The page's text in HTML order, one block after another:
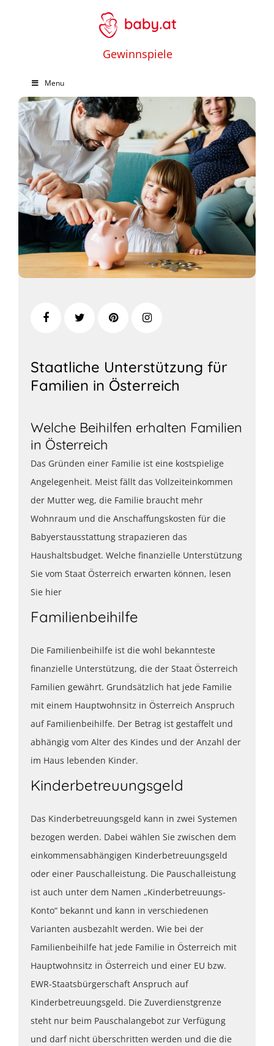
Gewinnspiele
Menu
Staatliche Unterstützung für
Familien in Österreich
Welche Beihilfen erhalten Familien
in Österreich
Das Gründen einer Familie ist eine kostspielige
Angelegenheit. Meist fällt das Vollzeiteinkommen
der Mutter weg, die Familie braucht mehr
Wohnraum und die Anschaffungskosten für die
Babyerstausstattung strapazieren das
Haushaltsbudget. Welche finanzielle Unterstützung
Sie vom Staat Österreich erwarten können, lesen
Sie hier
Familienbeihilfe
Die Familienbeihilfe ist die wohl bekannteste
finanzielle Unterstützung, die der Staat Österreich
Familien gewährt. Grundsätzlich hat jede Familie
mit einem Hauptwohnsitz in Österreich Anspruch
auf Familienbeihilfe. Der Betrag ist gestaffelt und
abhängig vom Alter des Kindes und der Anzahl der
im Haus lebenden Kinder.
Kinderbetreuungsgeld
Das Kinderbetreuungsgeld kann in zwei Systemen
bezogen werden. Dabei wählen Sie zwischen dem
einkommensabhängigen Kinderbetreuungsgeld
oder einer Pauschalleistung. Die Pauschalleistung
ist auch unter dem Namen „Kinderbetreuungs-
Konto“ bekannt und kann in verschiedenen
Varianten ausbezahlt werden. Wie bei der
Familienbeihilfe hat jede Familie in Österreich mit
Hauptwohnsitz in Österreich und einer EU bzw.
EWR-Staatsbürgerschaft Anspruch auf
Kinderbetreuungsgeld. Die Zuverdienstgrenze
steht nur beim Pauschalangebot zur Verfügung
und darf nicht überschritten werden und die die